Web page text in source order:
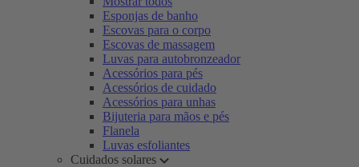
Esponjas de banho
Escovas para o corpo
Escovas de massagem
Luvas para autobronzeador
Acessórios para pés
Acessórios de cuidado
Acessórios para unhas
Bijuteria para mãos e pés
Flanela
Luvas esfoliantes
Cuidados solares